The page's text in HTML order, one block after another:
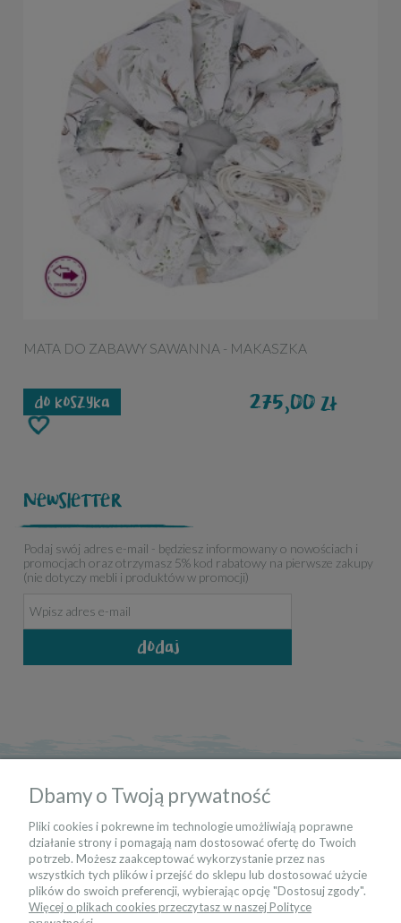
MATA DO ZABAWY SAWANNA - MAKASZKA
275,00zł
do koszyka
Newsletter
Podaj swój adres e-mail - będziesz informowany o nowościach i
promocjach oraz otrzymasz 5% kod rabatowy na pierwsze zakupy
(nie dotyczy mebli i produktów w promocji)
dodaj
moje konto
kontakt
Dbamy o Twoją prywatność
Pliki cookies i pokrewne im technologie umożliwiają poprawne
działanie strony i pomagają nam dostosować ofertę do Twoich
potrzeb. Możesz zaakceptować wykorzystanie przez nas
wszystkich tych plików i przejść do sklepu lub dostosować użycie
plików do swoich preferencji, wybierając opcję "Dostosuj zgody".
Więcej o plikach cookies przeczytasz w naszej Polityce